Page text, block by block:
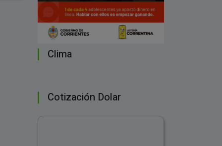
Clima
Cotización Dolar